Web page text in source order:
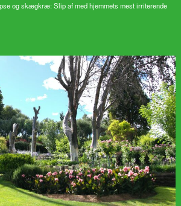
og skægkræ: Slip af med hjemmets mest irriterende